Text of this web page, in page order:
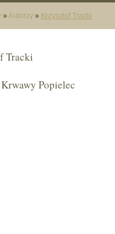
» Autorzy » Krzysztof Tracki
Tracki
Popielec